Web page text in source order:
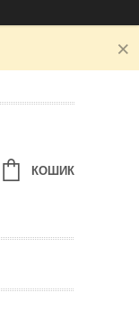
КОШИК